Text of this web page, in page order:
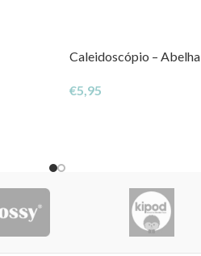
Caleidoscópio – Abelha
€5,95